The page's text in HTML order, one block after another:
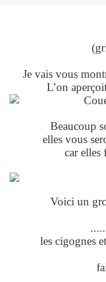
Je vais vous
L’on
Beaucoup
elles vous
car elles
Voici un gros
.....
les cigognes